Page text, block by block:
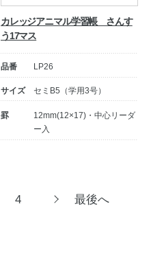
カレッジアニマル学習帳 さんす
う17マス
品番 LP26
サイズ セミB5（学用3号）
罫
12mm(12×17)・中心リーダ
ー入
4
次
最後へ